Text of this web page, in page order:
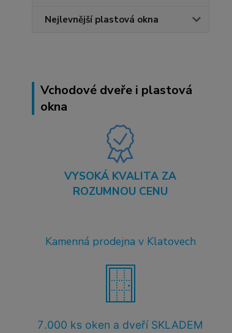
Nejlevnější plastová okna
Vchodové dveře i plastová
okna
VYSOKÁ KVALITA ZA
ROZUMNOU CENU
Kamenná prodejna v Klatovech
7.000 ks oken a dveří SKLADEM